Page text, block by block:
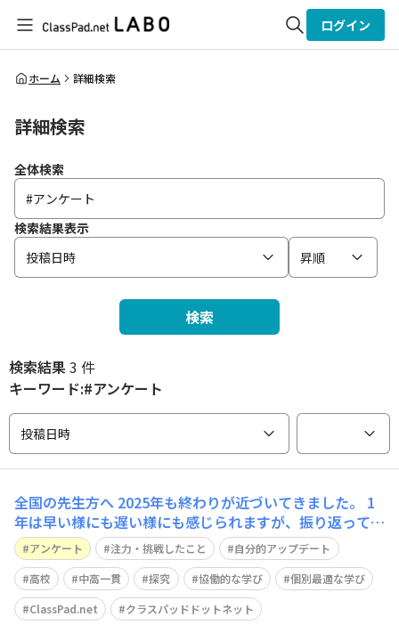
全体検索
ログイン
ホーム 詳細検索
詳細検索
全体検索
検索結果表示
投稿日時
昇順
検索
検索結果3 件
キーワード:#アンケート
投稿日時
全国の先生方へ 2025年も終わりが近づいてきました。 1
年は早い様にも遅い様にも感じられますが、振り返ってみ
ると沢山の事があるものですよね。 そこで、2025年の授
業で「注力・挑戦したこと」や「自分的アップデート」を
教えて下さい！ 先生方からご投稿頂いた内容は、サービ
ス開発・改善やセミナー・
アンケート 注力・挑戦したこと
自分的アップデート
高校
中高一貫 探究 協働的な学び
個別最適な学び
ClassPad.net
クラスパッドドットネット